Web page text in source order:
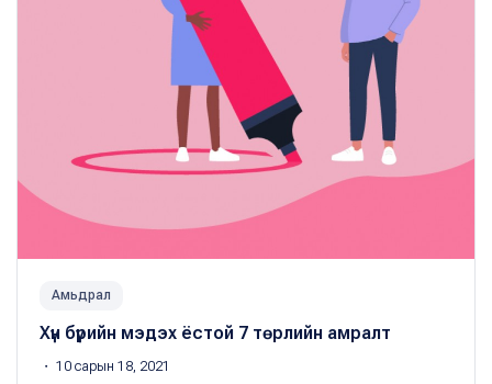
Амьдрал
Хүн бүрийн мэдэх ёстой 7 төрлийн амралт
・ 10 сарын 18, 2021